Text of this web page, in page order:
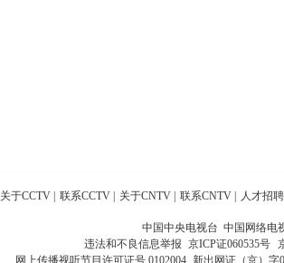
关于CCTV 联系CCTV 关于CNTV 联系CNTV 人才招聘
中国中央电视台 中国网络电
违法和不良信息举报 京ICP证060535号
网上传播视听节目许可证号 0102004 新出网证（京）